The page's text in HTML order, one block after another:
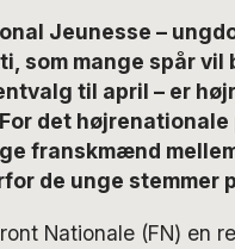
Jeunesse –
som mange spår
til april – er
det
franskmænd
de unge stemmer
Nationale (FN) en